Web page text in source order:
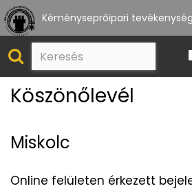
Kéményseprőipari tevékenység
Köszönőlevél
Miskolc
Online felületen érkezett